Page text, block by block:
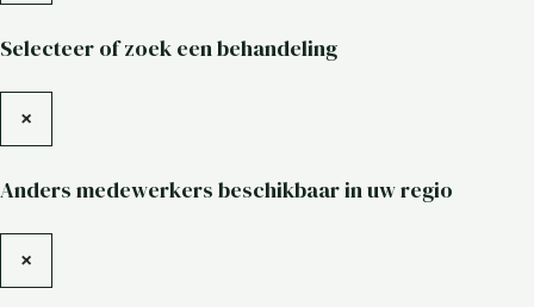
Selecteer of zoek een behandeling
×
Anders medewerkers beschikbaar in uw regio
×